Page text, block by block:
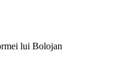
lui Bolojan